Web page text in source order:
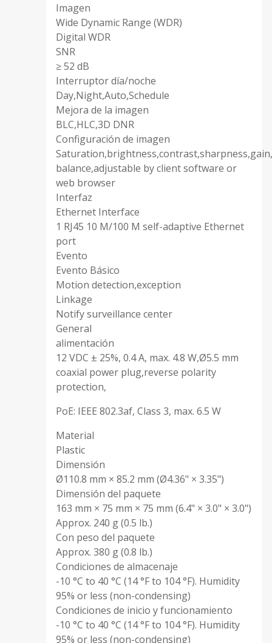
Imagen
Wide Dynamic Range (WDR)
Digital WDR
SNR
≥ 52 dB
Interruptor día/noche
Day,Night,Auto,Schedule
Mejora de la imagen
BLC,HLC,3D DNR
Configuración de imagen
balance,adjustable by client software or
web browser
Interfaz
Ethernet Interface
1 RJ45 10 M/100 M self-adaptive Ethernet
port
Evento
Evento Básico
Motion detection,exception
Linkage
Notify surveillance center
General
alimentación
12 VDC ± 25%, 0.4 A, max. 4.8 W,Ø5.5 mm
coaxial power plug,reverse polarity
protection,
PoE: IEEE 802.3af, Class 3, max. 6.5 W
Material
Plastic
Dimensión
Ø110.8 mm × 85.2 mm (Ø4.36" × 3.35")
Dimensión del paquete
163 mm × 75 mm × 75 mm (6.4" × 3.0" × 3.0")
Approx. 240 g (0.5 lb.)
Con peso del paquete
Approx. 380 g (0.8 lb.)
Condiciones de almacenaje
-10 °C to 40 °C (14 °F to 104 °F). Humidity
95% or less (non-condensing)
Condiciones de inicio y funcionamiento
-10 °C to 40 °C (14 °F to 104 °F). Humidity
95% or less (non-condensing)